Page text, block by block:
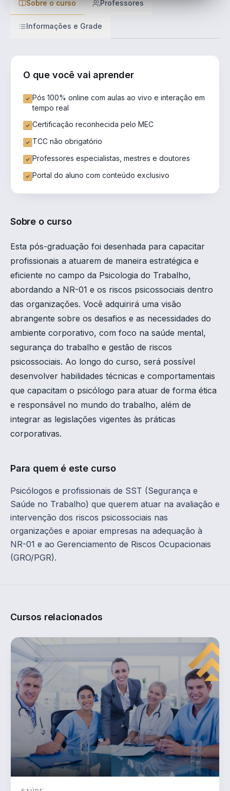
Sobre o curso Professores
Informações e Grade
O que você vai aprender
Pós 100% online com aulas ao vivo e interação em
tempo real
Certificação reconhecida pelo MEC
TCC não obrigatório
Professores especialistas, mestres e doutores
Portal do aluno com conteúdo exclusivo
Sobre o curso
Esta pós-graduação foi desenhada para capacitar
profissionais a atuarem de maneira estratégica e
eficiente no campo da Psicologia do Trabalho,
abordando a NR-01 e os riscos psicossociais dentro
das organizações. Você adquirirá uma visão
abrangente sobre os desafios e as necessidades do
ambiente corporativo, com foco na saúde mental,
segurança do trabalho e gestão de riscos
psicossociais. Ao longo do curso, será possível
desenvolver habilidades técnicas e comportamentais
que capacitam o psicólogo para atuar de forma ética
e responsável no mundo do trabalho, além de
integrar as legislações vigentes às práticas
corporativas.
Para quem é este curso
Psicólogos e profissionais de SST (Segurança e
Saúde no Trabalho) que querem atuar na avaliação e
intervenção dos riscos psicossociais nas
organizações e apoiar empresas na adequação à
NR-01 e ao Gerenciamento de Riscos Ocupacionais
(GRO/PGR).
Cursos relacionados